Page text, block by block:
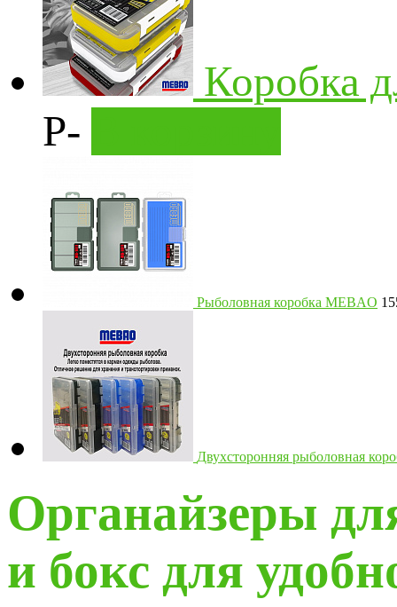
Коробка
Р-
Рыболовная коробка MEBAO
Двухсторонняя рыболовная
Органайзеры
и бокс для